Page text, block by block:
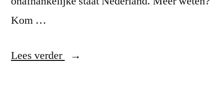
Kom …
Lees verder
“Centrale